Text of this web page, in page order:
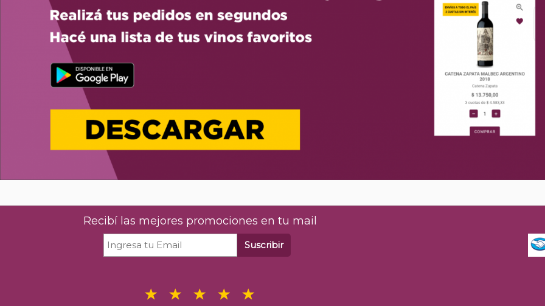
Recibí las mejores promociones en tu mail
Suscribir